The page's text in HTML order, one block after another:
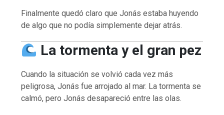
Finalmente quedó claro que Jonás estaba huyendo
de algo que no podía simplemente dejar atrás.
La tormenta y el gran pez
Cuando la situación se volvió cada vez más
peligrosa, Jonás fue arrojado al mar. La tormenta se
calmó, pero Jonás desapareció entre las olas.